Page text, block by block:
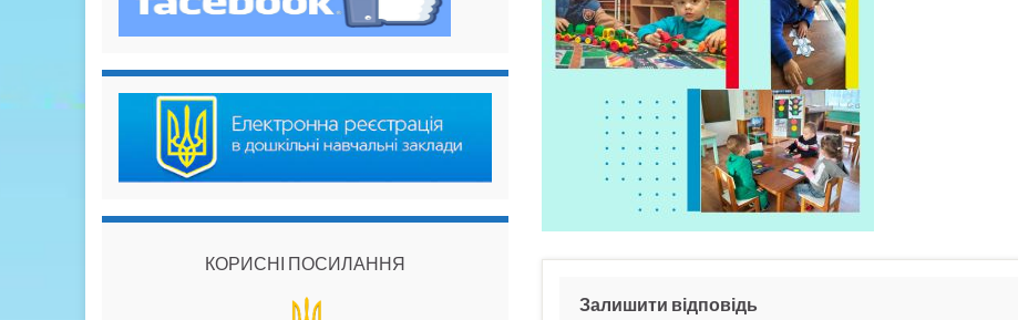
Залишити відповідь
КОРИСНІ ПОСИЛАННЯ